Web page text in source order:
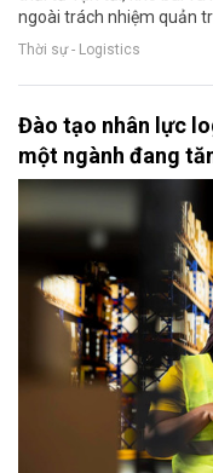
ngoài trách nhiệm quản
Thời sự - Logistics
Đào tạo nhân lực
một ngành đang